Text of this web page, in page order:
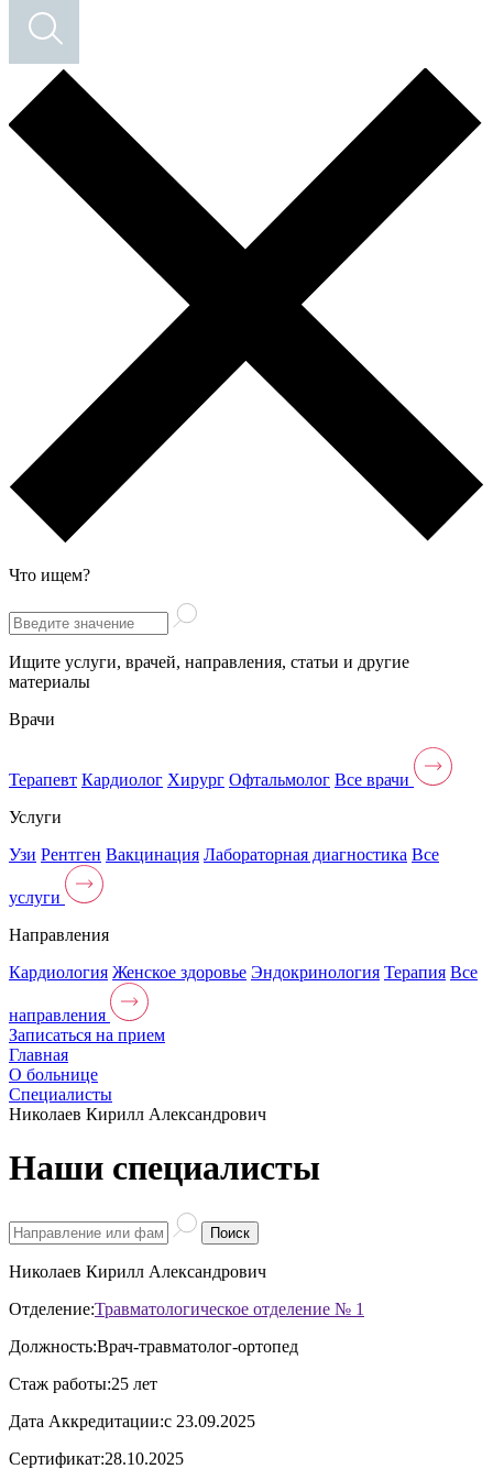
Что ищем?
Ищите услуги, врачей, направления, статьи и другие
материалы
Врачи
Терапевт Кардиолог Хирург Офтальмолог Все врачи
Услуги
Узи Рентген Вакцинация Лабораторная диагностика Все
услуги
Направления
Кардиология Женское здоровье Эндокринология Терапия Все
направления
Записаться на прием
Главная
О больнице
Специалисты
Николаев Кирилл Александрович
Наши специалисты
Поиск
Николаев Кирилл Александрович
Отделение:Травматологическое отделение № 1
Должность:Врач-травматолог-ортопед
Стаж работы:25 лет
Дата Аккредитации:с 23.09.2025
Сертификат:28.10.2025